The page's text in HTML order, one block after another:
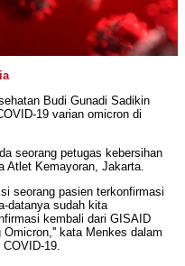
Budi Gunadi Sadikin
19 varian omicron di
seorang petugas kebersihan
Atlet Kemayoran, Jakarta.
seorang pasien terkonfirmasi
datanya sudah kita
kembali dari GISAID
kata Menkes dalam
COVID-19.